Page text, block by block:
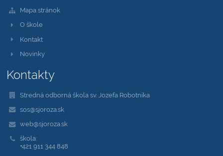
Mapa stránok
O škole
Kontakt
Novinky
Kontakty
Stredná odborná škola sv. Jozefa Robotníka
sos@sjoroza.sk
web@sjoroza.sk
škola:
+421 911 344 848